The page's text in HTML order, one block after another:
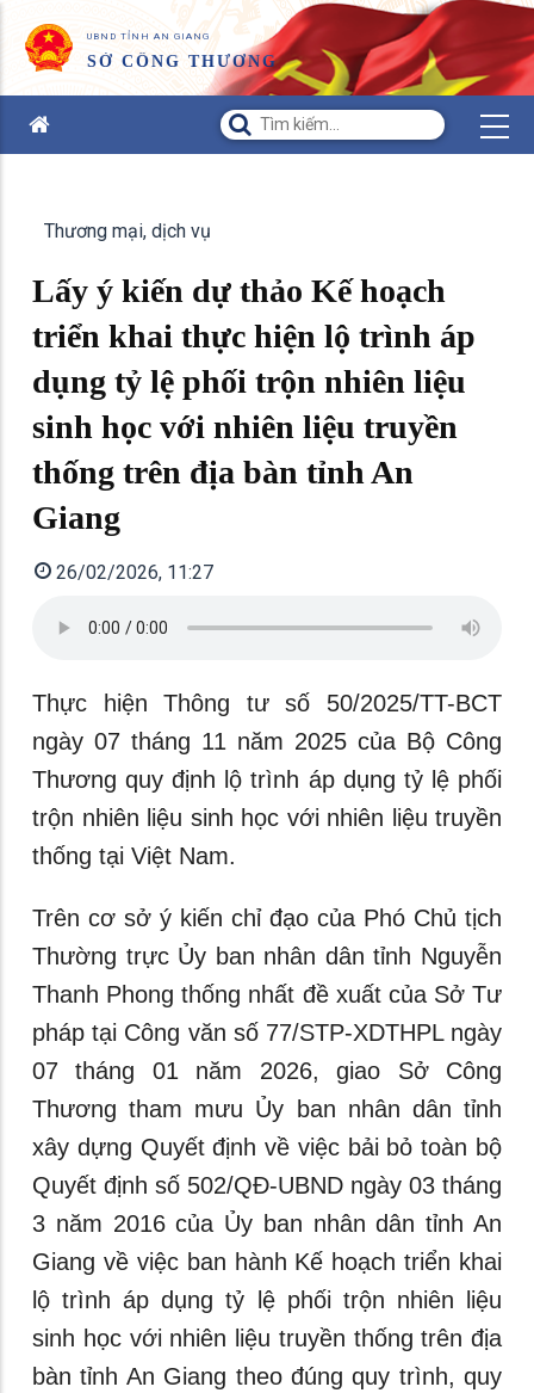
UBND TỈNH AN GIANG
SỞ CÔNG THƯƠNG
Thương mại, dịch vụ
Lấy ý kiến dự thảo Kế hoạch
triển khai thực hiện lộ trình áp
dụng tỷ lệ phối trộn nhiên liệu
sinh học với nhiên liệu truyền
thống trên địa bàn tỉnh An
Giang
26/02/2026, 11:27
Thực hiện Thông tư số 50/2025/TT-BCT
ngày 07 tháng 11 năm 2025 của Bộ Công
Thương quy định lộ trình áp dụng tỷ lệ phối
trộn nhiên liệu sinh học với nhiên liệu truyền
thống tại Việt Nam.
Trên cơ sở ý kiến chỉ đạo của Phó Chủ tịch
Thường trực Ủy ban nhân dân tỉnh Nguyễn
Thanh Phong thống nhất đề xuất của Sở Tư
pháp tại Công văn số 77/STP-XDTHPL ngày
07 tháng 01 năm 2026, giao Sở Công
Thương tham mưu Ủy ban nhân dân tỉnh
xây dựng Quyết định về việc bải bỏ toàn bộ
Quyết định số 502/QĐ-UBND ngày 03 tháng
3 năm 2016 của Ủy ban nhân dân tỉnh An
Giang về việc ban hành Kế hoạch triển khai
lộ trình áp dụng tỷ lệ phối trộn nhiên liệu
sinh học với nhiên liệu truyền thống trên địa
bàn tỉnh An Giang theo đúng quy trình, quy